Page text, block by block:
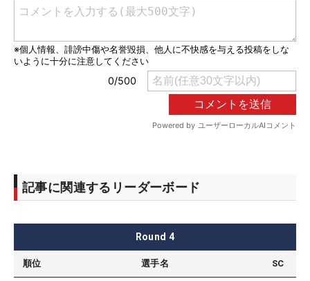
記事に関連するリーダーボード
Round 4
順位 選手名 SC